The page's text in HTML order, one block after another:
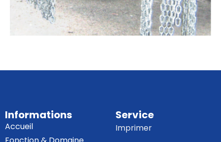
Informations
Accueil
Service
Imprimer